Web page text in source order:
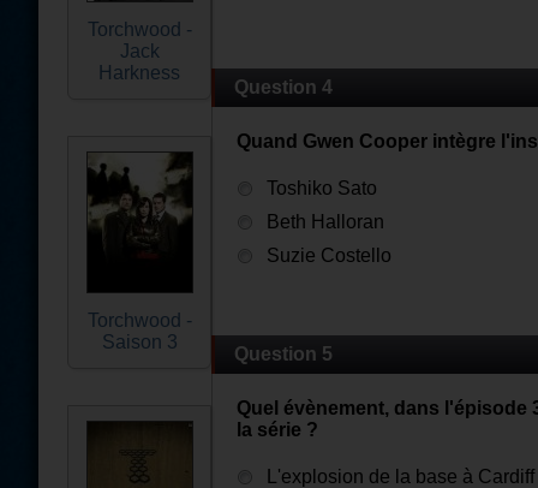
Torchwood -
Jack
Harkness
Torchwood -
Saison 3
Question 4
Quand Gwen Cooper intègre
Toshiko Sato
Beth Halloran
Suzie Costello
Question 5
Quel évènement, dans l'épisode
la série ?
L'explosion de la base à Cardiff